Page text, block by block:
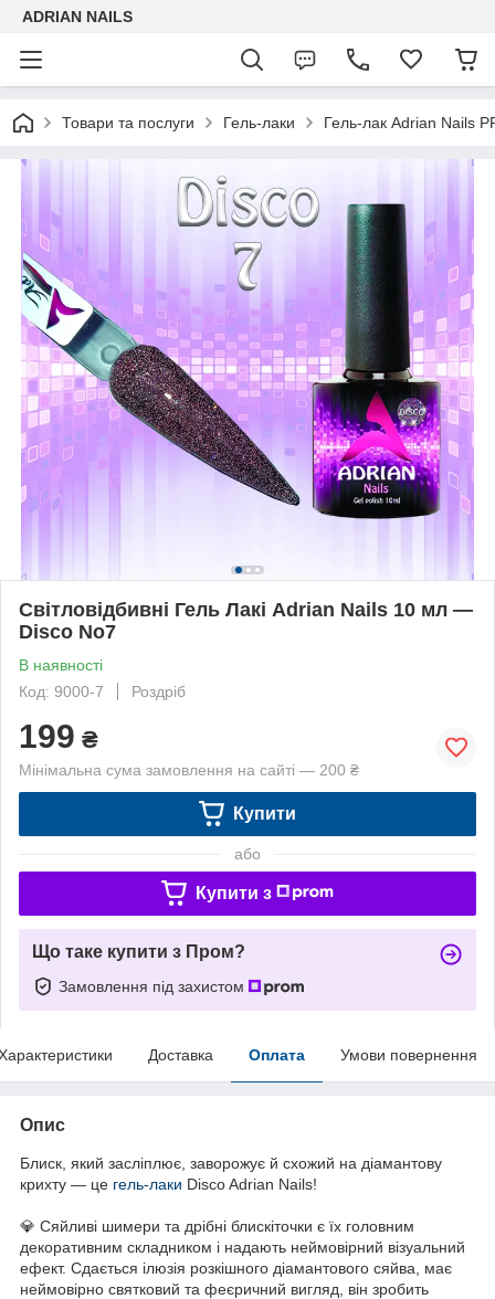
ADRIAN NAILS
Товари та послуги Гель-лаки Гель-лак Adrian Nails
Світловідбивні Гель Лакі Adrian Nails 10 мл —
Disco No7
В наявності
Код: 9000-7
Роздріб
199 ₴
Мінімальна сума замовлення на сайті — 200 ₴
Купити
або
Купити з
Що таке купити з Пром?
Замовлення під захистом
Доставка Оплата Умови повернення
Опис
Блиск, який засліплює, заворожує й схожий на діамантову
крихту — це гель-лаки Disco Adrian Nails!
💎 Сяйливі шимери та дрібні блискіточки є їх головним
декоративним складником і надають неймовірний візуальний
ефект. Сдається ілюзія розкішного діамантового сяйва, має
неймовірно святковий та феєричний вигляд, він зробить